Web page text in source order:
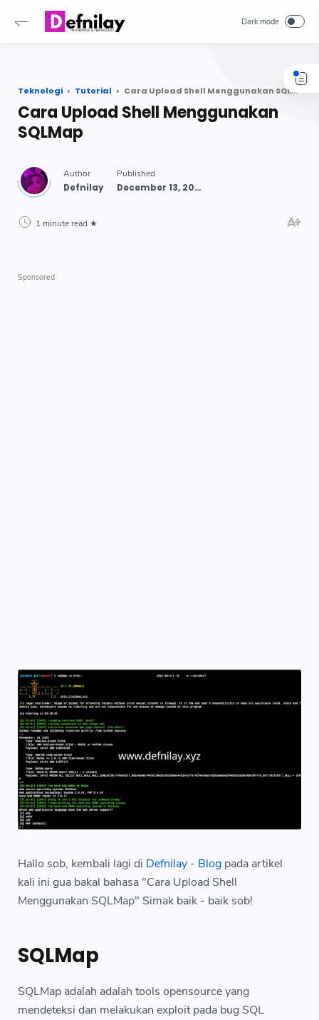
Teknologi Tutorial Cara Upload Shell Menggunakan SQLMap
Cara Upload Shell Menggunakan
SQLMap
1 minute read
Hallo sob, kembali lagi di Defnilay - Blog pada artikel
kali ini gua bakal bahasa "Cara Upload Shell
Menggunakan SQLMap" Simak baik - baik sob!
SQLMap
SQLMap adalah adalah tools opensource yang
mendeteksi dan melakukan exploit pada bug SQL